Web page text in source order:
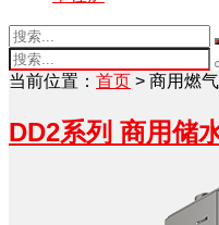
当前位置： 首页 > 商用燃
DD2系列 商用储